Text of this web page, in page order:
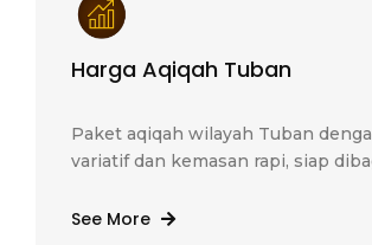
Harga Aqiqah Tuban
Paket aqiqah wilayah Tuban
variatif dan kemasan rapi, siap
See More